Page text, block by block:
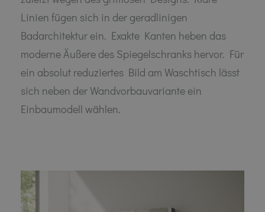
Linien fügen sich in der geradlinigen
Badarchitektur ein. Exakte Kanten heben das
moderne Äußere des Spiegelschranks hervor. Für
ein absolut reduziertes Bild am Waschtisch lässt
sich neben der Wandvorbauvariante ein
Einbaumodell wählen.